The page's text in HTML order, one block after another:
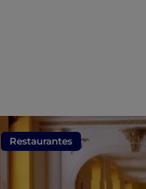
Restaurantes